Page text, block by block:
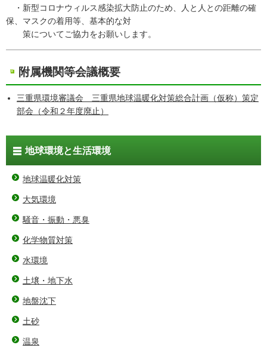
・新型コロナウィルス感染拡大防止のため、人と人との距離の確
保、マスクの着用等、基本的な対
策についてご協力をお願いします。
附属機関等会議概要
三重県環境審議会 三重県地球温暖化対策総合計画（仮称）策定
部会（令和２年度廃止）
地球環境と生活環境
地球温暖化対策
大気環境
騒音・振動・悪臭
化学物質対策
水環境
土壌・地下水
地盤沈下
土砂
温泉